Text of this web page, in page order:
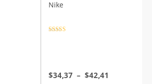
Nike
$34,37 – $42,41